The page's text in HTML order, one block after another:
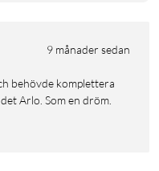
9 månader sedan
Arlo. Som en dröm.